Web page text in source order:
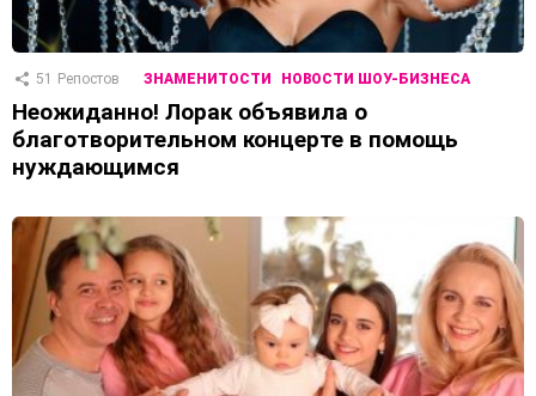
51 Репостов ЗНАМЕНИТОСТИ НОВОСТИ ШОУ-БИЗНЕСА
Неожиданно! Лорак объявила о
благотворительном концерте в помощь
нуждающимся